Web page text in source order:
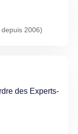
2006)
des Experts-